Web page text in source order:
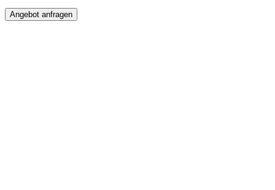
Angebot anfragen